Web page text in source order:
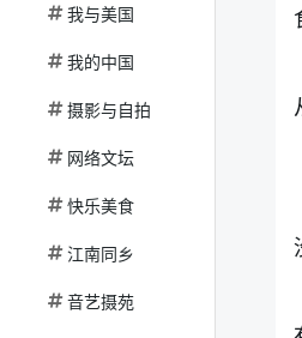
我与美国
我的中国
摄影与自拍
网络文坛
快乐美食
江南同乡
音艺摄苑